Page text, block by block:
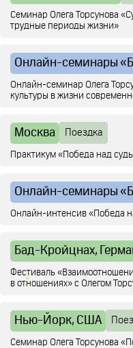
Семинар Олега Торсунова
трудные периоды жизни»
Онлайн-семинары
Онлайн-семинар Олега
культуры в жизни
Москва Поездка
Практикум «Победа над
Онлайн-семинары
Онлайн-интенсив «Победа
Бад-Кройцнах,
Фестиваль
в отношениях» с Олегом
Нью-Йорк, США
Семинар Олега Торсунова